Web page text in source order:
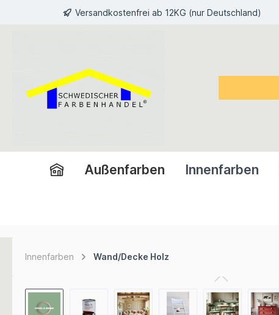
springen Versandkostenfrei ab 12KG (nur Deutschland)
Außenfarben Innenfarben
Innenfarben Wand/Decke Holz